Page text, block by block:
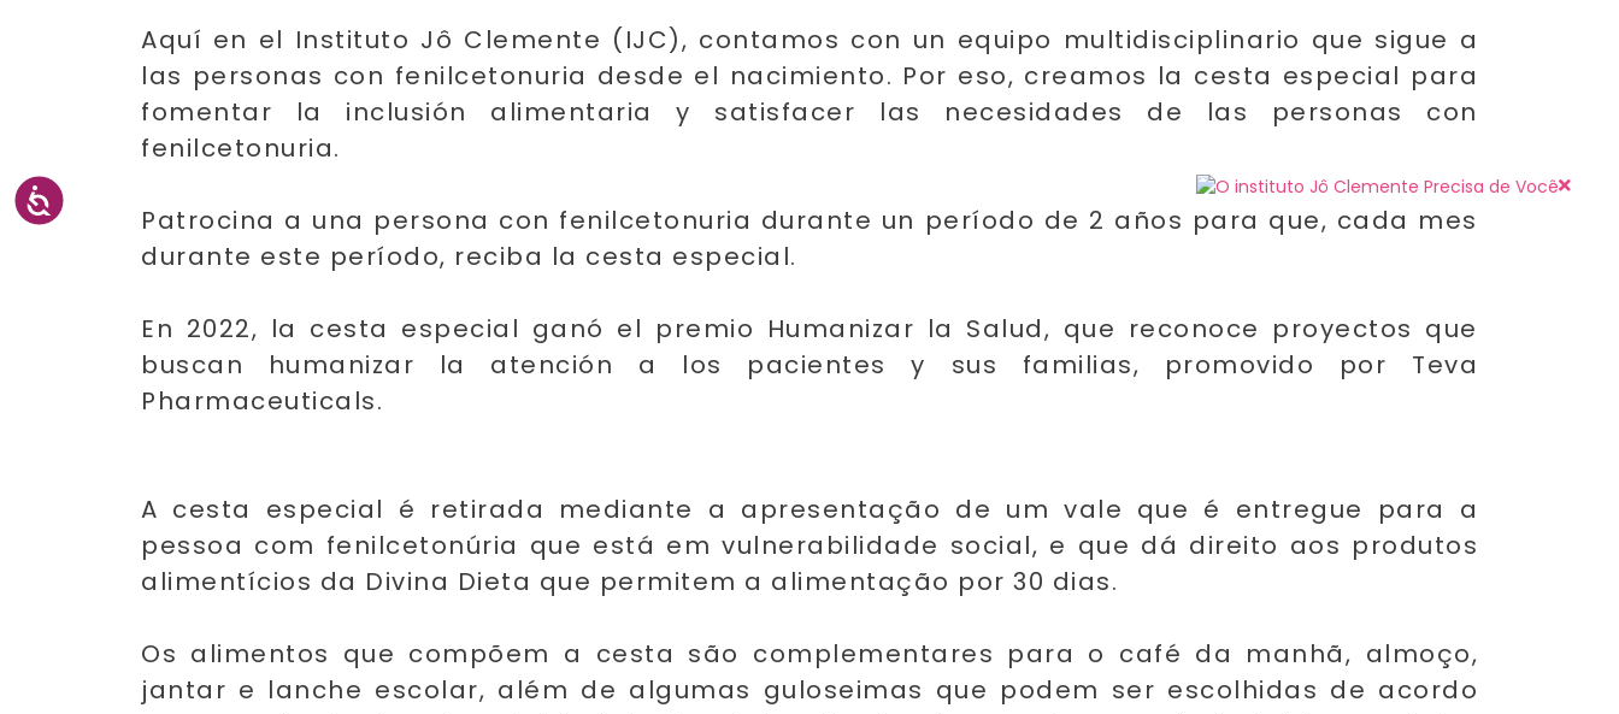
Aquí en el Instituto Jô Clemente (IJC), contamos con un equipo multidisciplinario que sigue a
las personas con fenilcetonuria desde el nacimiento. Por eso, creamos la cesta especial para
fomentar la inclusión alimentaria y satisfacer las necesidades de las personas con
fenilcetonuria.
Patrocina a una persona con fenilcetonuria durante un período de 2 años para que, cada mes
durante este período, reciba la cesta especial.
En 2022, la cesta especial ganó el premio Humanizar la Salud, que reconoce proyectos que
buscan humanizar la atención a los pacientes y sus familias, promovido por Teva
Pharmaceuticals.
​A cesta especial é retirada mediante a apresentação de um vale que é entregue para a
pessoa com fenilcetonúria que está em vulnerabilidade social, e que dá direito aos produtos
alimentícios da Divina Dieta que permitem a alimentação por 30 dias.
Os alimentos que compõem a cesta são complementares para o café da manhã, almoço,
jantar e lanche escolar, além de algumas guloseimas que podem ser escolhidas de acordo